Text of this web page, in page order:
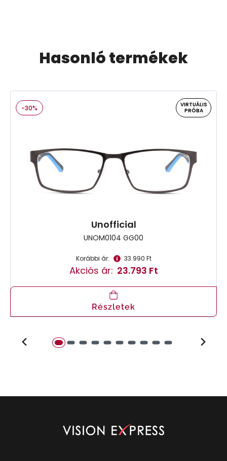
Hasonló termékek
-30%
VIRTUÁLIS
PRÓBA
Unofficial
UNOM0104 GG00
Korábbi ár: 33.990 Ft
Akciós ár: 23.793 Ft
Részletek